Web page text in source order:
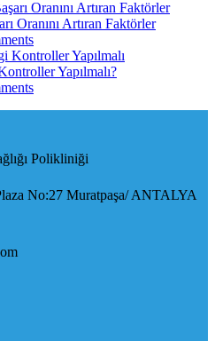
Oranını Artıran Faktörler
Yapılmalı?
Polikliniği
No:27 Muratpaşa/ ANTALYA